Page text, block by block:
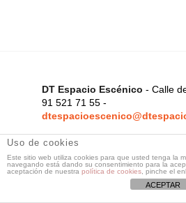
DT Espacio Escénico - Calle
91 521 71 55 -
Uso de cookies
Este sitio web utiliza cookies para que usted tenga la
navegando está dando su consentimiento para la
aceptación de nuestra política de cookies , pinche el
ACEPTAR